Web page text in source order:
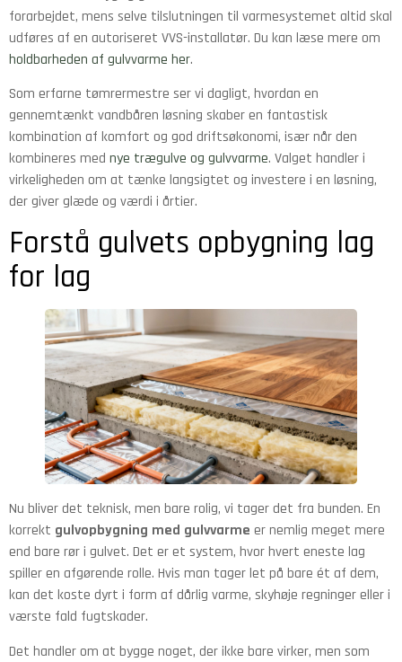
forarbejdet, mens selve tilslutningen til varmesystemet altid skal
udføres af en autoriseret VVS-installatør. Du kan læse mere om
holdbarheden af gulvvarme her.
Som erfarne tømrermestre ser vi dagligt, hvordan en
gennemtænkt vandbåren løsning skaber en fantastisk
kombination af komfort og god driftsøkonomi, især når den
kombineres med nye trægulve og gulvvarme. Valget handler i
virkeligheden om at tænke langsigtet og investere i en løsning,
der giver glæde og værdi i årtier.
Forstå gulvets opbygning lag
for lag
Nu bliver det teknisk, men bare rolig, vi tager det fra bunden. En
korrekt gulvopbygning med gulvvarme er nemlig meget mere
end bare rør i gulvet. Det er et system, hvor hvert eneste lag
spiller en afgørende rolle. Hvis man tager let på bare ét af dem,
kan det koste dyrt i form af dårlig varme, skyhøje regninger eller i
værste fald fugtskader.
Det handler om at bygge noget, der ikke bare virker, men som